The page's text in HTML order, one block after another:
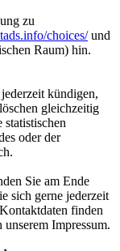
zu
choices/und
Raum) hin.
kündigen,
gleichzeitig
oder der
Sie am Ende
sich gerne jederzeit
finden
Impressum.